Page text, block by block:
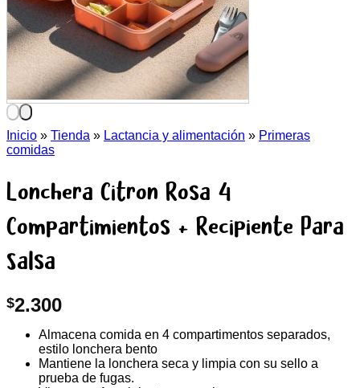
Inicio » Tienda » Lactancia y alimentación » Primeras
comidas
Lonchera Citron Rosa 4
Compartimientos + Recipiente Para
Salsa
$2.300
Almacena comida en 4 compartimentos separados,
estilo lonchera bento
Mantiene la lonchera seca y limpia con su sello a
prueba de fugas.